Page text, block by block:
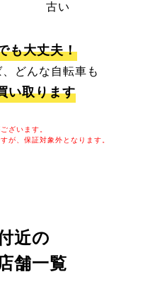
古い
も大丈夫！
どんな自転車も
い取ります
ざいます。
が、保証対象外となります。
近の
舗一覧